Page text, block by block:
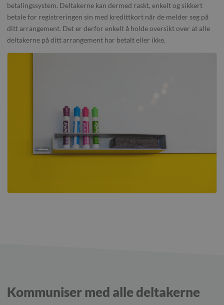
betalingssystem. Deltakerne kan dermed raskt, enkelt og sikkert
betale for registreringen sin med kredittkort når de melder seg på
ditt arrangement. Det er derfor enkelt å holde oversikt over at alle
deltakerne på ditt arrangement har betalt eller ikke.
Kommuniser med alle deltakerne